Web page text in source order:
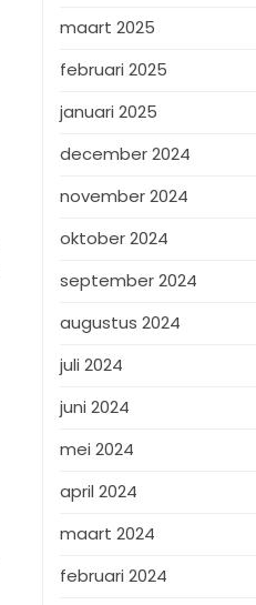
maart 2025
februari 2025
januari 2025
december 2024
november 2024
oktober 2024
september 2024
augustus 2024
juli 2024
juni 2024
mei 2024
april 2024
maart 2024
februari 2024